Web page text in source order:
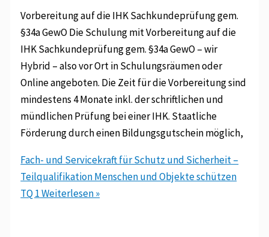
Vorbereitung auf die IHK Sachkundeprüfung gem.
§34a GewO Die Schulung mit Vorbereitung auf die
IHK Sachkundeprüfung gem. §34a GewO – wir
Hybrid – also vor Ort in Schulungsräumen oder
Online angeboten. Die Zeit für die Vorbereitung sind
mindestens 4 Monate inkl. der schriftlichen und
mündlichen Prüfung bei einer IHK. Staatliche
Förderung durch einen Bildungsgutschein möglich,
Fach- und Servicekraft für Schutz und Sicherheit –
Teilqualifikation Menschen und Objekte schützen
TQ 1Weiterlesen »